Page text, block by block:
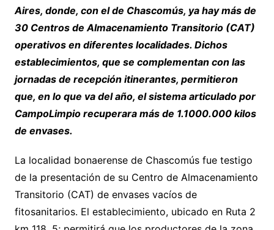
Aires, donde, con el de Chascomús, ya hay más de
30 Centros de Almacenamiento Transitorio (CAT)
operativos en diferentes localidades. Dichos
establecimientos, que se complementan con las
jornadas de recepción itinerantes, permitieron
que, en lo que va del año, el sistema articulado por
CampoLimpio recuperara más de 1.1000.000 kilos
de envases.
La localidad bonaerense de Chascomús fue testigo
de la presentación de su Centro de Almacenamiento
Transitorio (CAT) de envases vacíos de
fitosanitarios. El establecimiento, ubicado en Ruta 2